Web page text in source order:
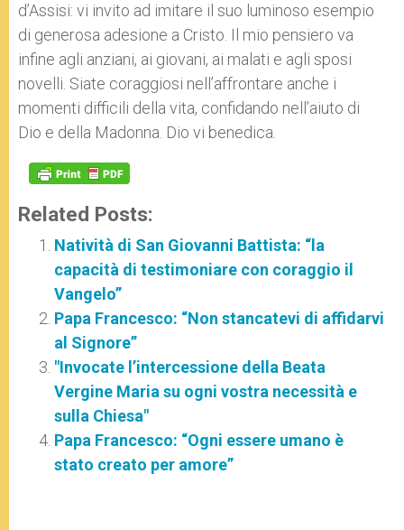
d’Assisi: vi invito ad imitare il suo luminoso esempio
di generosa adesione a Cristo. Il mio pensiero va
infine agli anziani, ai giovani, ai malati e agli sposi
novelli. Siate coraggiosi nell’affrontare anche i
momenti difficili della vita, confidando nell’aiuto di
Dio e della Madonna. Dio vi benedica.
Related Posts:
Natività di San Giovanni Battista: “la
capacità di testimoniare con coraggio il
Vangelo”
Papa Francesco: “Non stancatevi di affidarvi
al Signore”
"Invocate l’intercessione della Beata
Vergine Maria su ogni vostra necessità e
sulla Chiesa"
Papa Francesco: “Ogni essere umano è
stato creato per amore”